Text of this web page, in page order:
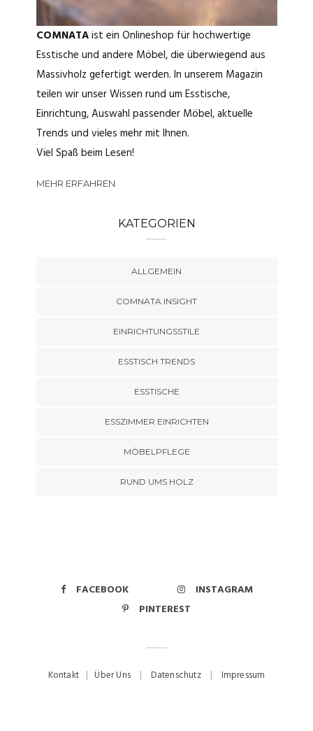
COMNATAist ein Onlineshop für hochwertige
Esstische und andere Möbel, die überwiegend aus
Massivholz gefertigt werden. In unserem Magazin
teilen wir unser Wissen rund um Esstische,
Einrichtung, Auswahl passender Möbel, aktuelle
Trends und vieles mehr mit Ihnen.
Viel Spaß beim Lesen!
MEHR ERFAHREN
KATEGORIEN
ALLGEMEIN
COMNATA INSIGHT
EINRICHTUNGSSTILE
ESSTISCH TRENDS
ESSTISCHE
ESSZIMMER EINRICHTEN
MÖBELPFLEGE
RUND UMS HOLZ
FACEBOOK
INSTAGRAM
PINTEREST
Kontakt| Über Uns| Datenschutz| Impressum